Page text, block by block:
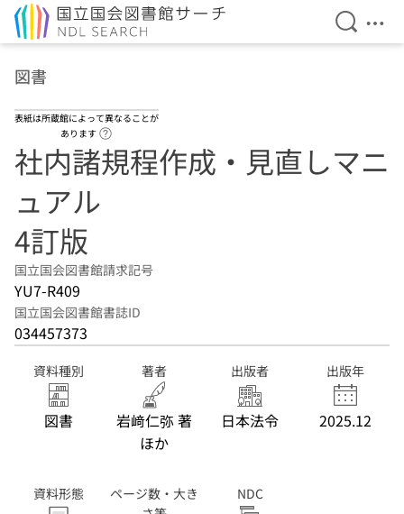
検索を
メ
図書
表紙は所蔵館によって異なることが
あります
社内諸規程作成・見直しマニ
ュアル
4訂版
国立国会図書館請求記号
YU7-R409
国立国会図書館書誌ID
034457373
資料種別
図書
著者
岩﨑仁弥 著
ほか
出版者
日本法令
出版年
2025.12
資料形態
ページ数・大き
NDC